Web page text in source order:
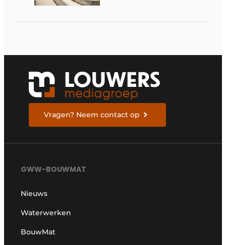
Vragen? Neem contact op
GWW-BOUWMAT
Nieuws
Waterwerken
BouwMat